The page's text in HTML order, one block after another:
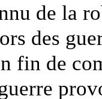
de la
des
fin de